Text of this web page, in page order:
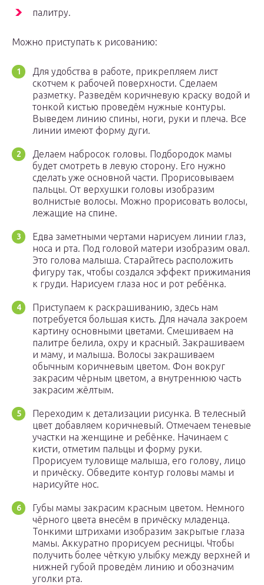
палитру.
Можно приступать к рисованию:
Для удобства в работе, прикрепляем лист
скотчем к рабочей поверхности. Сделаем
разметку. Разведём коричневую краску водой и
тонкой кистью проведём нужные контуры.
Выведем линию спины, ноги, руки и плеча. Все
линии имеют форму дуги.
Делаем набросок головы. Подбородок мамы
будет смотреть в левую сторону. Его нужно
сделать уже основной части. Прорисовываем
пальцы. От верхушки головы изобразим
волнистые волосы. Можно прорисовать волосы,
лежащие на спине.
Едва заметными чертами нарисуем линии глаз,
носа и рта. Под головой матери изобразим овал.
Это голова малыша. Старайтесь расположить
фигуру так, чтобы создался эффект прижимания
к груди. Нарисуем глаза нос и рот ребёнка.
Приступаем к раскрашиванию, здесь нам
потребуется большая кисть. Для начала закроем
картину основными цветами. Смешиваем на
палитре белила, охру и красный. Закрашиваем
и маму, и малыша. Волосы закрашиваем
обычным коричневым цветом. Фон вокруг
закрасим чёрным цветом, а внутреннюю часть
закрасим жёлтым.
Переходим к детализации рисунка. В телесный
цвет добавляем коричневый. Отмечаем теневые
участки на женщине и ребёнке. Начинаем с
кисти, отметим пальцы и форму руки.
Прорисуем туловище малыша, его голову, лицо
и причёску. Обведите контур головы мамы и
нарисуйте нос.
Губы мамы закрасим красным цветом. Немного
чёрного цвета внесём в причёску младенца.
Тонкими штрихами изобразим закрытые глаза
мамы. Аккуратно прорисуем ресницы. Чтобы
получить более чёткую улыбку между верхней и
нижней губой проведём линию и обозначим
уголки рта.